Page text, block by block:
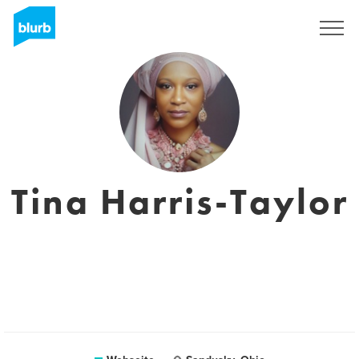
Tina Harris-Taylor